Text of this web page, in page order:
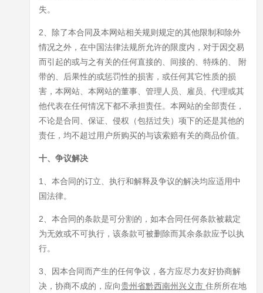
失。
2、除了本合同及本网站相关规则规定的其他限制和除外
情况之外，在中国法律法规所允许的限度内，对于因交易
而引起的或与之有关的任何直接的、间接的、特殊的、 附
带的、后果性的或惩罚性的损害，或任何其它性质的损
害，本网站、本网站的董事、管理人员、雇员、代理或其
他代表在任何情况下都不承担责任。本网站的全部责任，
不论是合同、保证、侵权（包括过失）项下的还是其他的
责任，均不超过用户所购买的与该索赔有关的商品价值。
十、争议解决
1、本合同的订立、执行和解释及争议的解决均应适用中
国法律。
2、本合同的条款是可分割的，如本合同任何条款被裁定
为无效或不可执行，该条款可被删除而其余条款应予以执
行。
3、因本合同而产生的任何争议，各方应尽力友好协商解
决，协商不成的，应向贵州省黔西南州 兴义市 住所所在地